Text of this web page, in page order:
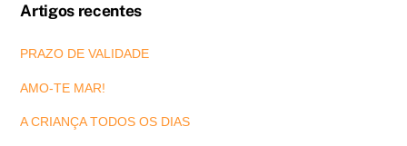
Artigos recentes
PRAZO DE VALIDADE
AMO-TE MAR!
A CRIANÇA TODOS OS DIAS